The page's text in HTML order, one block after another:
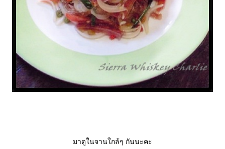
มาดูในจานใกล้ๆ กันนะคะ